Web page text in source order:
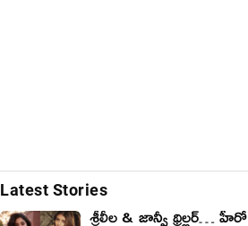
Latest Stories